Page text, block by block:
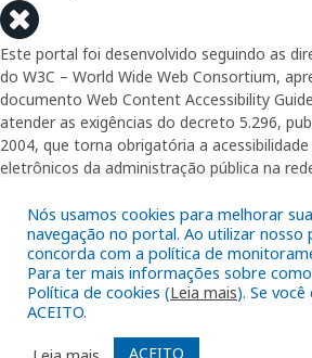
Nós usamos cookies para melhorar
navegação no portal. Ao utilizar nosso
concorda com a política de
Para ter mais informações sobre
Política de cookies (Leia mais). Se
ACEITO.
ACEITO
Este portal foi desenvolvido seguindo as
do W3C – World Wide Web Consortium,
documento Web Content Accessibility
atender as exigências do decreto 5.296,
2004, que torna obrigatória a
eletrônicos da administração pública na
garantindo-lhes o pleno acesso aos
Além de validações automáticas, foram
diversos navegadores e através do
DOSVOX, sistema operacional destinado